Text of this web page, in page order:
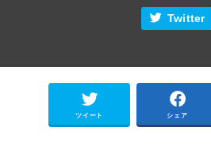
Twitter
ツイート シェア